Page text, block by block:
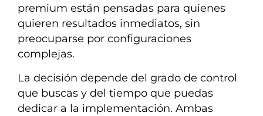
premium están pensadas para quienes
quieren resultados inmediatos, sin
preocuparse por configuraciones
complejas.
La decisión depende del grado de control
que buscas y del tiempo que puedas
dedicar a la implementación. Ambas